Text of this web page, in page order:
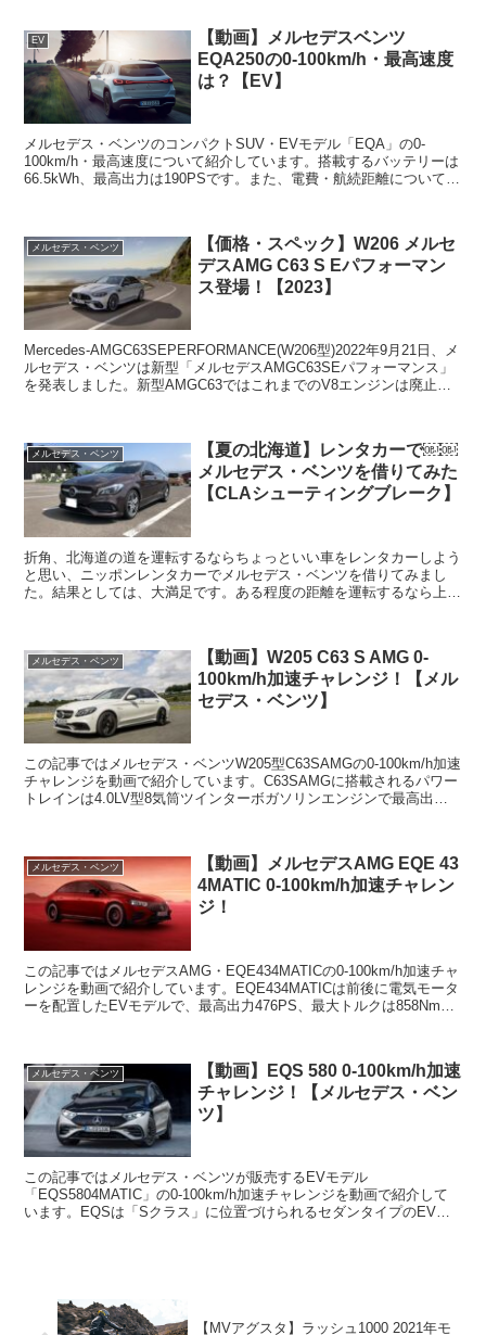
EV
【動画】メルセデスベンツ
EQA250の0-100km/h・最高速度
は？【EV】
メルセデス・ベンツのコンパクトSUV・EVモデル「EQA」の0-
100km/h・最高速度について紹介しています。搭載するバッテリーは
66.5kWh、最高出力は190PSです。また、電費・航続距離については
メルセデス・ベンツ
【価格・スペック】W206 メルセ
デスAMG C63 S Eパフォーマン
ス登場！【2023】
Mercedes-AMGC63SEPERFORMANCE(W206型)2022年9月21日、メ
ルセデス・ベンツは新型「メルセデスAMGC63SEパフォーマンス」
を発表しました。新型AMGC63ではこれまでのV8エンジンは廃止さ
メルセデス・ベンツ
【夏の北海道】レンタカーで￼￼
メルセデス・ベンツを借りてみた
【CLAシューティングブレーク】
折角、北海道の道を運転するならちょっといい車をレンタカーしよう
と思い、ニッポンレンタカーでメルセデス・ベンツを借りてみまし
た。結果としては、大満足です。ある程度の距離を運転するなら上質
メルセデス・ベンツ
【動画】W205 C63 S AMG 0-
100km/h加速チャレンジ！【メル
セデス・ベンツ】
この記事ではメルセデス・ベンツW205型C63SAMGの0-100km/h加速
チャレンジを動画で紹介しています。C63SAMGに搭載されるパワー
トレインは4.0LV型8気筒ツインターボガソリンエンジンで最高出力
メルセデス・ベンツ
【動画】メルセデスAMG EQE 43
4MATIC 0-100km/h加速チャレン
ジ！
この記事ではメルセデスAMG・EQE434MATICの0-100km/h加速チャ
レンジを動画で紹介しています。EQE434MATICは前後に電気モータ
ーを配置したEVモデルで、最高出力476PS、最大トルクは858Nmを
メルセデス・ベンツ
【動画】EQS 580 0-100km/h加速
チャレンジ！【メルセデス・ベン
ツ】
この記事ではメルセデス・ベンツが販売するEVモデル
「EQS5804MATIC」の0-100km/h加速チャレンジを動画で紹介して
います。EQSは「Sクラス」に位置づけられるセダンタイプのEVモ
【MVアグスタ】ラッシュ1000 2021年モ